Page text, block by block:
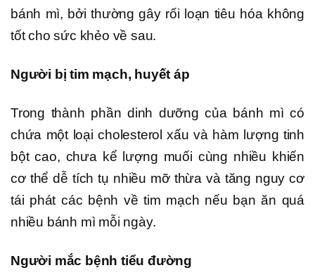
bánh mì, bởi thường gây rối loạn tiêu hóa không
tốt cho sức khẻo về sau.
Người bị tim mạch, huyết áp
Trong thành phần dinh dưỡng của bánh mì có
chứa một loại cholesterol xấu và hàm lượng tinh
bột cao, chưa kể lượng muối cùng nhiều khiến
cơ thể dễ tích tụ nhiều mỡ thừa và tăng nguy cơ
tái phát các bệnh về tim mạch nếu bạn ăn quá
nhiều bánh mì mỗi ngày.
Người mắc bệnh tiểu đường